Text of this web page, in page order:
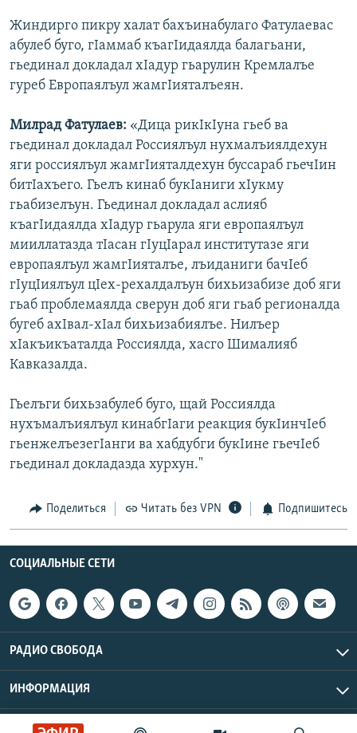
Жиндирго пикру халат бахъинабулаго Фатулаевас
абулеб буго, гIаммаб къагIидаялда балагьани,
гьединал докладал хIадур гьарулин Кремлалъе
гуреб Европаялъул жамгIияталъеян.
Милрад Фатулаев: «Дица рикIкIуна гьеб ва
гьединал докладал Россиялъул нухмалъиялдехун
яги россиялъул жамгIияталдехун буссараб гьечIин
битIахъего. Гьелъ кинаб букIаниги хIукму
гьабизелъун. Гьединал докладал аслияб
къагIидаялда хIадур гьарула яги европаялъул
мииллатазда тIасан гIуцIарал институтазе яги
европаялъул жамгIияталъе, лъиданиги бачIеб
гIуцIиялъул цIех-рехалдалъун бихьизабизе доб яги
гьаб проблемаялда сверун доб яги гьаб регионалда
бугеб ахIвал-хIал бихьизабиялъе. Нилъер
хIакъикъаталда Россиялда, хасго Шималияб
Кавказалда.
Гьелъги бихьзабулеб буго, щай Россиялда
нухъмалъиялъул кинабгIаги реакция букIинчIеб
гьенжелъезегIанги ва хабдубги букIине гьечIеб
гьединал докладазда хурхун."
Поделиться Читать без VPN Подпишитесь
СОЦИАЛЬНЫЕ СЕТИ
РАДИО СВОБОДА
ИНФОРМАЦИЯ